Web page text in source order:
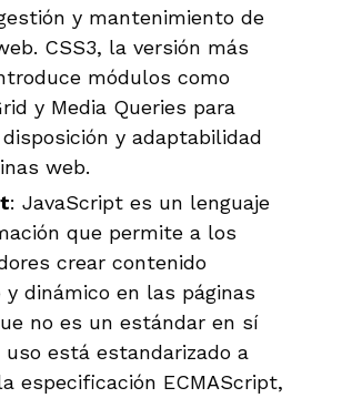
y mantenimiento de
CSS3, la versión más
módulos como
y Media Queries para
y adaptabilidad
web.
: JavaScript es un lenguaje
que permite a los
crear contenido
dinámico en las páginas
no es un estándar en sí
está estandarizado a
especificación ECMAScript,